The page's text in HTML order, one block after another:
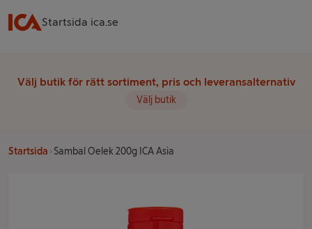
Startsida ica.se
Välj butik för rätt sortiment, pris och leveransalternativ
Välj butik
Startsida Sambal Oelek 200g ICA Asia